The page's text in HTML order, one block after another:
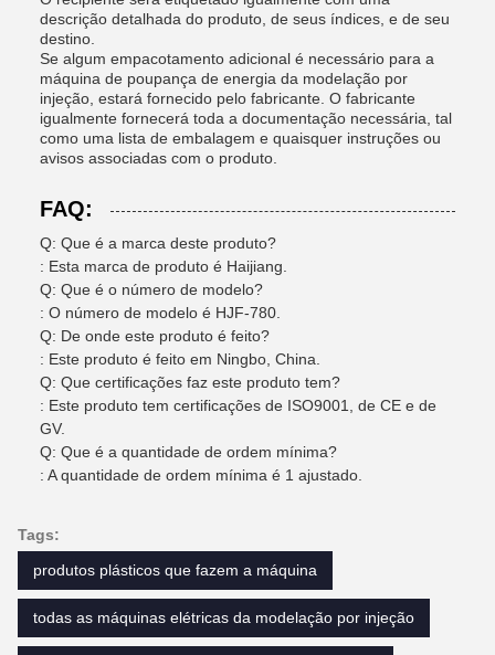
descrição detalhada do produto, de seus índices, e de seu
destino.
Se algum empacotamento adicional é necessário para a
máquina de poupança de energia da modelação por
injeção, estará fornecido pelo fabricante. O fabricante
igualmente fornecerá toda a documentação necessária, tal
como uma lista de embalagem e quaisquer instruções ou
avisos associadas com o produto.
FAQ:
Q: Que é a marca deste produto?
: Esta marca de produto é Haijiang.
Q: Que é o número de modelo?
: O número de modelo é HJF-780.
Q: De onde este produto é feito?
: Este produto é feito em Ningbo, China.
Q: Que certificações faz este produto tem?
: Este produto tem certificações de ISO9001, de CE e de
GV.
Q: Que é a quantidade de ordem mínima?
: A quantidade de ordem mínima é 1 ajustado.
Tags:
produtos plásticos que fazem a máquina
todas as máquinas elétricas da modelação por injeção